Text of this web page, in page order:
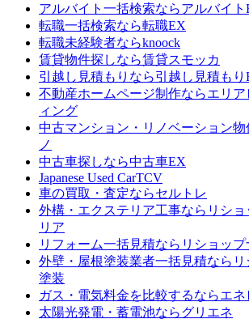
アルバイト一括検索ならアルバイト
転職一括検索なら転職EX
転職未経験者ならknoock
賃貸物件探しなら賃貸スモッカ
引越し見積もりなら引越し見積もり
不動産ホームページ制作ならエリ
ィング
中古マンション・リノベーション物
ノ
中古車探しなら中古車EX
Japanese Used CarTCV
車の買取・査定ならセルトレ
外構・エクステリア工事なら リシ
リア
リフォーム一括見積なら リショッ
外壁・屋根塗装業者一括見積なら
塗装
ガス・電気料金を比較するならエネ
太陽光発電・蓄電池ならグリエネ